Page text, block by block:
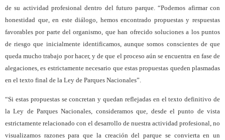
de su actividad profesional dentro del futuro parque. “Podemos afirmar con
honestidad que, en este diálogo, hemos encontrado propuestas y respuestas
favorables por parte del organismo, que han ofrecido soluciones a los puntos
de riesgo que inicialmente identificamos, aunque somos conscientes de que
queda mucho trabajo por hacer, y de que el proceso aún se encuentra en fase de
alegaciones, es estrictamente necesario que estas propuestas queden plasmadas
en el texto final de la Ley de Parques Nacionales”.
“Si estas propuestas se concretan y quedan reflejadas en el texto definitivo de
la Ley de Parques Nacionales, consideramos que, desde el punto de vista
estrictamente relacionado con el desarrollo de nuestra actividad profesional, no
visualizamos razones para que la creación del parque se convierta en un